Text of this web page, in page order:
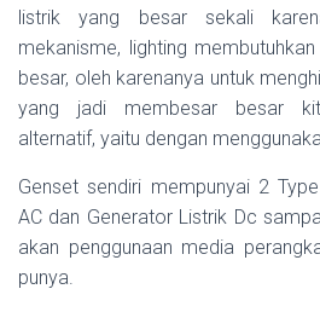
listrik yang besar sekali
mekanisme, lighting
besar, oleh karenanya untuk
yang jadi membesar besar
alternatif, yaitu dengan
Genset sendiri mempunyai 2
AC dan Generator Listrik Dc
akan penggunaan media
punya.